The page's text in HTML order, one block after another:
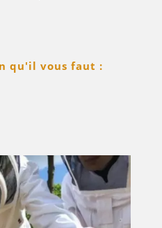
qu'il vous faut :